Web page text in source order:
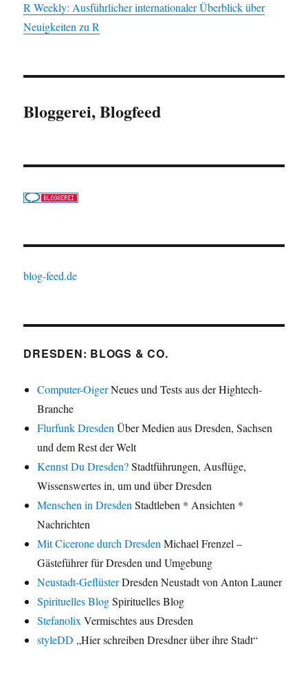
R Weekly: Ausführlicher internationaler Überblick über
Neuigkeiten zu R
Bloggerei, Blogfeed
blog-feed.de
DRESDEN: BLOGS & CO.
Computer-OigerNeues und Tests aus der Hightech-
Branche
Flurfunk Dresden Über Medien aus Dresden, Sachsen
und dem Rest der Welt
Kennst Du Dresden?Stadtführungen, Ausflüge,
Wissenswertes in, um und über Dresden
Menschen in Dresden Stadtleben * Ansichten *
Nachrichten
Mit Cicerone durch Dresden Michael Frenzel –
Gästeführer für Dresden und Umgebung
Neustadt-GeflüsterDresden Neustadt von Anton Launer
Spirituelles BlogSpirituelles Blog
Stefanolix Vermischtes aus Dresden
styleDD „Hier schreiben Dresdner über ihre Stadt“